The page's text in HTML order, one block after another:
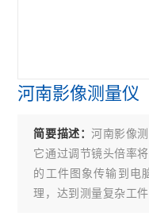
河南影像测量仪
简要描述：河南影像
它通过调节镜头倍率
的工件图象传输到电
理，达到测量复杂工